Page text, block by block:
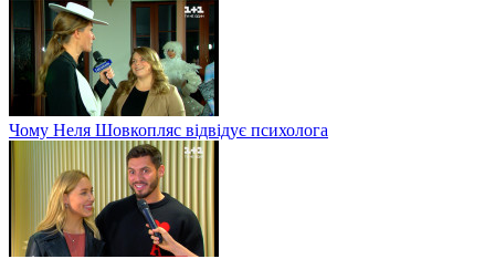
Чому Неля Шовкопляс відвідує психолога